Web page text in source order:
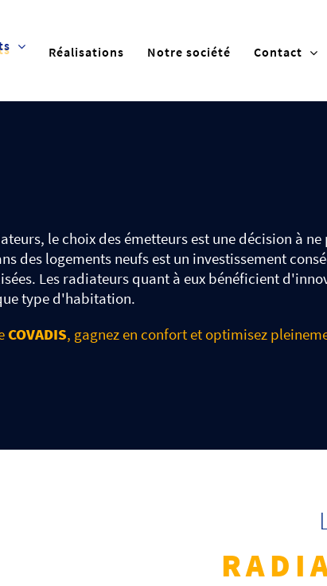
Réalisations Notre société Contact
le choix des émetteurs est une décision à ne
des logements neufs est un investissement
Les radiateurs quant à eux bénéficient
type d'habitation.
COVADIS, gagnez en confort et optimisez